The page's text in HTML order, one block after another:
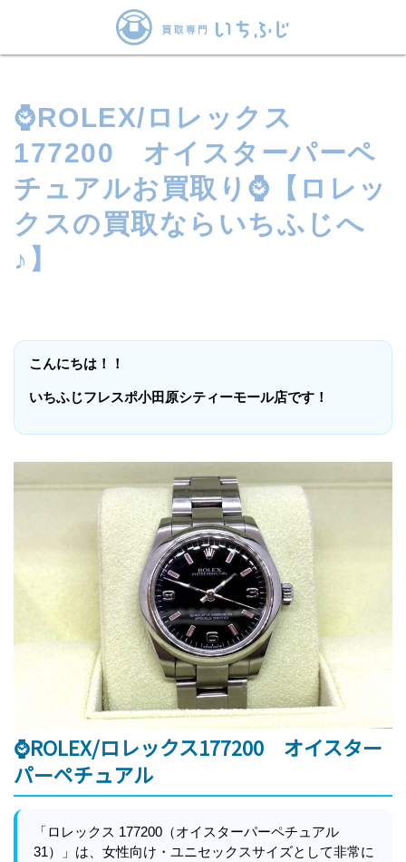
⌚ROLEX/ロレックス
177200 オイスターパーペ
チュアルお買取り⌚【ロレッ
クスの買取ならいちふじへ
♪】
こんにちは！！
いちふじフレスポ小田原シティーモール店です！
⌚ROLEX/ロレックス177200 オイスター
パーペチュアル
「ロレックス 177200（オイスターパーペチュアル
31）」は、女性向け・ユニセックスサイズとして非常に